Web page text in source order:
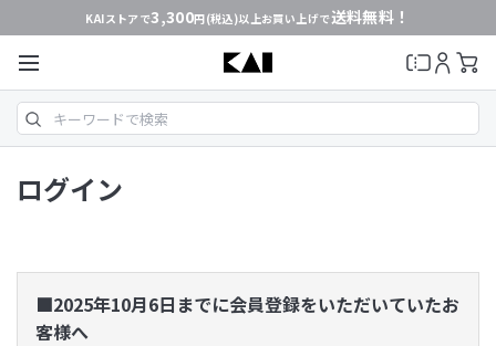
KAIストアで3,300円(税込)以上お買い上げで送料無料！
ログイン
■2025年10月6日までに会員登録をいただいていたお
客様へ